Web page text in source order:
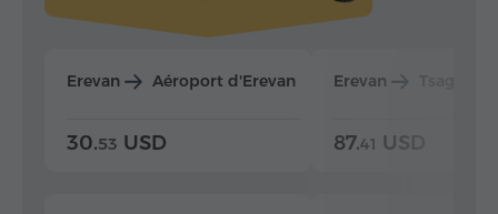
Erevan Aéroport d'Erevan
30.53 USD
Erevan
87.41 USD